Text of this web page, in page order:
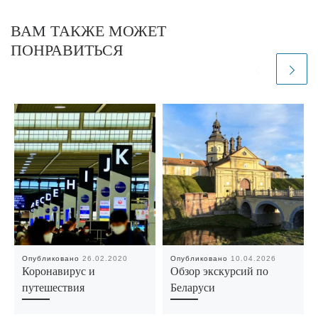
ВАМ ТАКЖЕ МОЖЕТ
ПОНРАВИТЬСЯ
Опубликовано26.02.2020
Коронавирус и
путешествия
Опубликовано 10.04.2026
Обзор экскурсий по
Беларуси